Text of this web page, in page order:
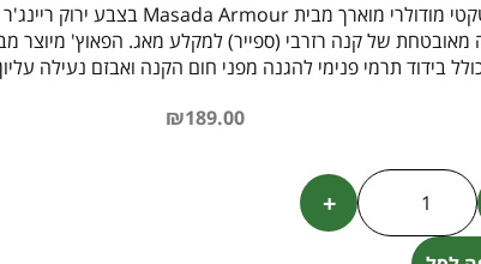
מאובטחת של קנה רזרבי (ספייר) למקלע מאג. הפאוץ' מיוצר
בידוד תרמי פנימי להגנה מפני חום הקנה ואבזם נעילה
₪189.00
+